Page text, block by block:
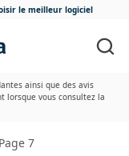
le meilleur logiciel
ainsi que des avis
lorsque vous consultez la
Page 7